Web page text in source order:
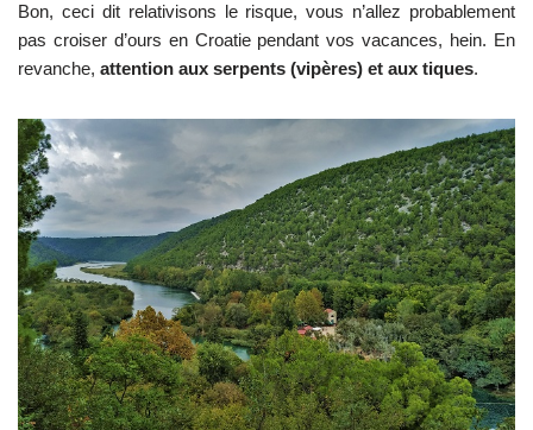
Bon, ceci dit relativisons le risque, vous n’allez probablement
pas croiser d’ours en Croatie pendant vos vacances, hein. En
revanche, attention aux serpents (vipères) et aux tiques.